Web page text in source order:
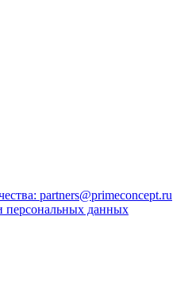
partners@primeconcept.ru
данных